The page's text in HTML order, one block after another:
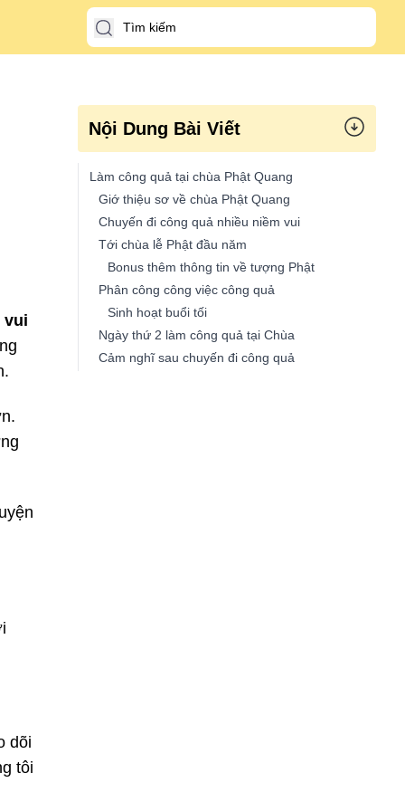
vui
dõi
tôi
Nội Dung Bài Viết
Làm công quả tại chùa Phật Quang
Giớ thiệu sơ về chùa Phật Quang
Chuyến đi công quả nhiều niềm vui
Tới chùa lễ Phật đầu năm
Bonus thêm thông tin về tượng Phật
Phân công công việc công quả
Sinh hoạt buổi tối
Ngày thứ 2 làm công quả tại Chùa
Cảm nghĩ sau chuyến đi công quả